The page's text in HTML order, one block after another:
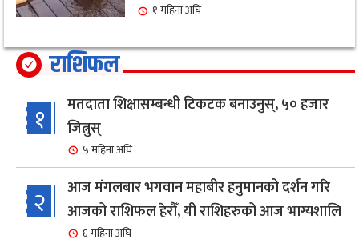
१ महिना अघि
राशिफल
१
मतदाता शिक्षासम्बन्धी टिकटक बनाउनुस्, ५० हजार
जित्नुस्
५ महिना अघि
२
आज मंगलबार भगवान महाबीर हनुमानको दर्शन गरि
आजको राशिफल हेरौँ, यी राशिहरुको आज भाग्यशालि
६ महिना अघि